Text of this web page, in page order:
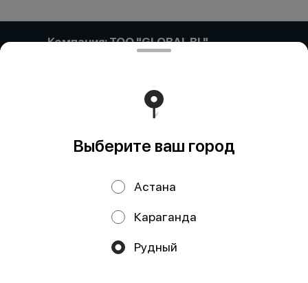
Компания: ТОО "GLOBAL BL"
БИК: CASPKZKA Номер счёта: KZ57722S000002607049
Работает на эффективном ядре
Политика конфиденциальности
Выберите ваш город
Астана
Караганда
Рудный